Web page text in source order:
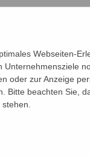
-
-
-
Webseiten-
oder zur Anzeige
Bitte beachten Sie,